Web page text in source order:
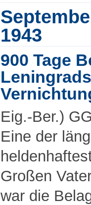
1943
900 Tage
Eig.-Ber.)
Eine der
Großen
war die